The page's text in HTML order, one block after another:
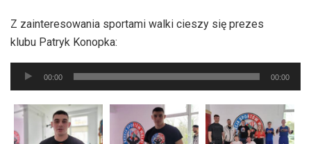
Z zainteresowania sportami walki cieszy się prezes
klubu Patryk Konopka:
Odtwarzacz
plików
dźwiękowych
00:00 00:00